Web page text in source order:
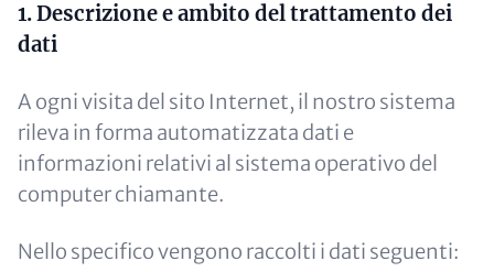
1. Descrizione e ambito del trattamento dei
dati
A ogni visita del sito Internet, il nostro sistema
rileva in forma automatizzata dati e
informazioni relativi al sistema operativo del
computer chiamante.
Nello specifico vengono raccolti i dati seguenti: